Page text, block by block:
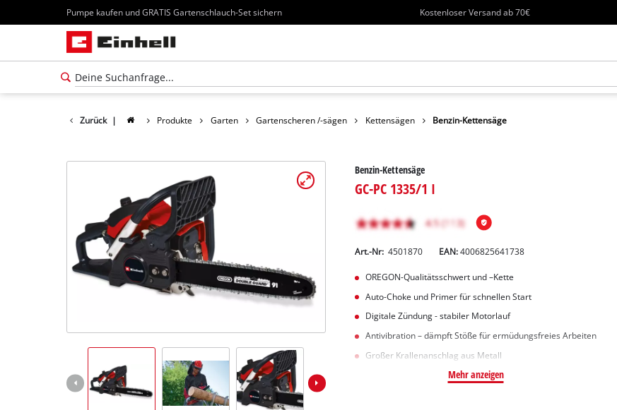
Pumpe kaufen und GRATIS Gartenschlauch-Set sichern Kostenloser Versand ab 70€
Zurück | Produkte Garten Gartenscheren /-sägen Kettensägen Benzin-Kettensäge
Benzin-Kettensäge
GC-PC 1335/1 I
Art.-Nr: 4501870 EAN:4006825641738
OREGON-Qualitätsschwert und –Kette
Auto-Choke und Primer für schnellen Start
Digitale Zündung - stabiler Motorlauf
Antivibration – dämpft Stöße für ermüdungsfreies Arbeiten
Großer Krallenanschlag aus Metall
Mehr anzeigen